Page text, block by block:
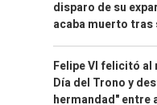
disparo de su
acaba muerto tras
Felipe VI felicitó al
Día del Trono y
hermandad" entre